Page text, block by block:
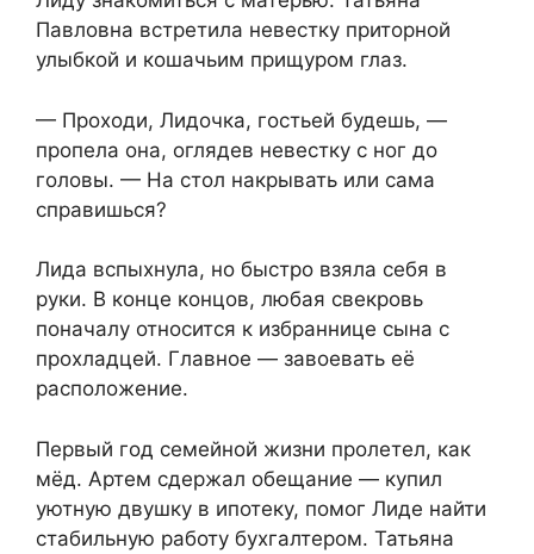
Павловна встретила невестку приторной
улыбкой и кошачьим прищуром глаз.
— Проходи, Лидочка, гостьей будешь, —
пропела она, оглядев невестку с ног до
головы. — На стол накрывать или сама
справишься?
Лида вспыхнула, но быстро взяла себя в
руки. В конце концов, любая свекровь
поначалу относится к избраннице сына с
прохладцей. Главное — завоевать её
расположение.
Первый год семейной жизни пролетел, как
мёд. Артем сдержал обещание — купил
уютную двушку в ипотеку, помог Лиде найти
стабильную работу бухгалтером. Татьяна